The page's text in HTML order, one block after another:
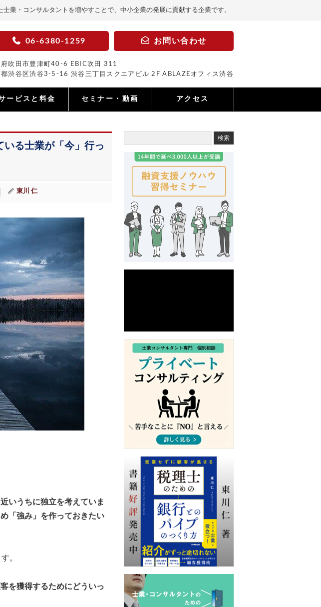
業・コンサルタントを増やすことで、中小企業の発展に貢献する企業です。
06-6380-1259 お問い合わせ
府吹田市豊津町40-6 EBIC吹田 311
都渋谷区渋谷3-5-16 渋谷三丁目スクエアビル 2F ABLAZEオフィス渋谷
ービスと料金 セミナー・動画 アクセス
る士業が「今」行っ
東川 仁
近いうちに独立を考えていま
「強み」を作っておきたい
。
を獲得するためにどういっ